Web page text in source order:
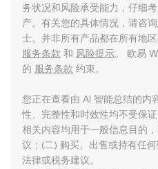
务状况和风险承受能力，仔细
产。有关您的具体情况，请咨
士。并非所有产品都在所有地
服务条款 和 风险提示。 欧易
的 服务条款 约束。
您正在查看由 AI 智能总结的内
性、完整性和时效性均不受保证
相关内容均用于一般信息目的
议；(二) 购买、出售或持有任
法律或税务建议。